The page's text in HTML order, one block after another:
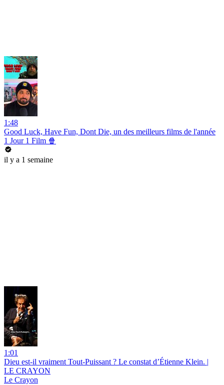
1:48
Good Luck, Have Fun, Dont Die, un des meilleurs films de l'année
1 Jour 1 Film 🍿
il y a 1 semaine
1:01
Dieu est-il vraiment Tout-Puissant ? Le constat d’Étienne Klein. |
LE CRAYON
Le Crayon